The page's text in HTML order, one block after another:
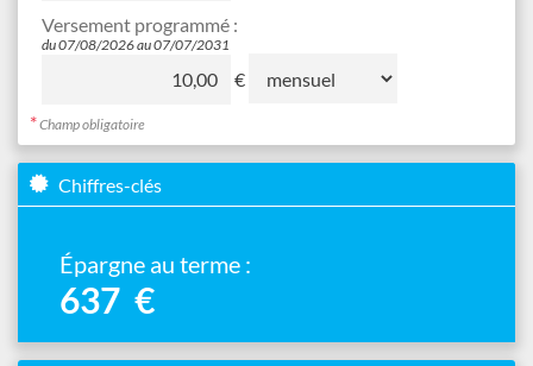
Versement programméen:
du 07/08/2026 au 07/07/2031
€
du
*Champ obligatoire
Chiffres-clés
Épargne au terme :
637 €